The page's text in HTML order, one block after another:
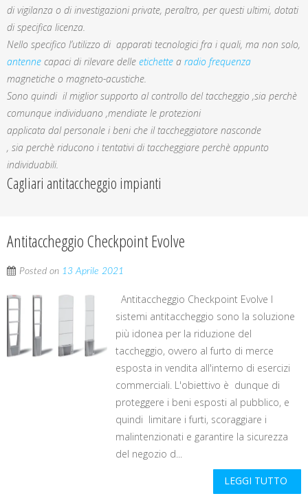
di vigilanza o di investigazioni private, peraltro, per questi ultimi, dotati
di specifica licenza.
Nello specifico l’utilizzo di apparati tecnologici fra i quali, ma non solo,
antenne capaci di rilevare delle etichette a radio frequenza
magnetiche o magneto-acustiche.
Sono quindi il miglior supporto al controllo del taccheggio ,sia perchè
comunque individuano ,mendiate le protezioni
applicata dal personale i beni che il taccheggiatore nasconde
, sia perchè riducono i tentativi di taccheggiare perchè appunto
individuabili.
Cagliari antitaccheggio impianti
Antitaccheggio Checkpoint Evolve
Posted on 13 Aprile 2021
Antitaccheggio Checkpoint Evolve I
sistemi antitaccheggio sono la soluzione
più idonea per la riduzione del
taccheggio, ovvero al furto di merce
esposta in vendita all'interno di esercizi
commerciali. L'obiettivo è dunque di
proteggere i beni esposti al pubblico, e
quindi limitare i furti, scoraggiare i
malintenzionati e garantire la sicurezza
del negozio d...
LEGGI TUTTO